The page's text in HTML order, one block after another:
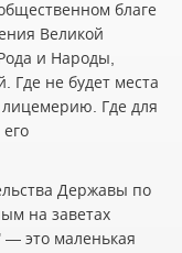
благе
Великой
и Народы,
Где не будет места
лицемерию. Где для
Державы по
на заветах
— это маленькая